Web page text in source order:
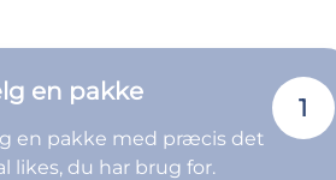
en pakke
en pakke med præcis det
likes, du har brug for.
1